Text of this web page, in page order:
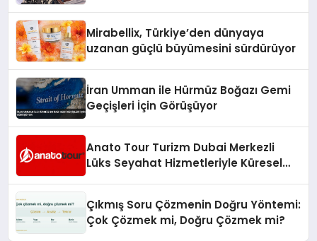
Mirabellix, Türkiye’den dünyaya
uzanan güçlü büyümesini sürdürüyor
İran Umman ile Hürmüz Boğazı Gemi
Geçişleri İçin Görüşüyor
Anato Tour Turizm Dubai Merkezli
Lüks Seyahat Hizmetleriyle Küresel
Çıkmış Soru Çözmenin Doğru Yöntemi:
Çok Çözmek mi, Doğru Çözmek mi?